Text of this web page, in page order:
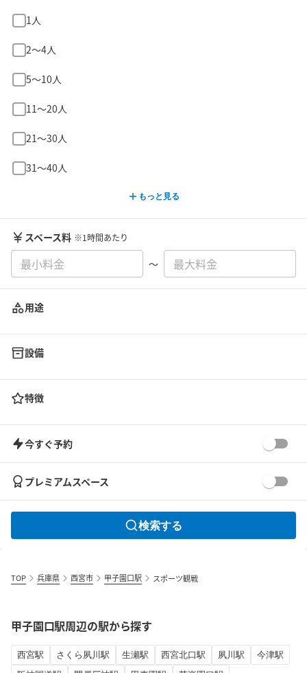
1人
2〜4人
5〜10人
11〜20人
21〜30人
31〜40人
もっと見る
スペース料 ※1時間あたり
〜
用途
設備
特徴
今すぐ予約
プレミアムスペース
検索する
TOP 兵庫県 西宮市 甲子園口駅 スポーツ観戦
甲子園口駅周辺の駅から探す
西宮駅 さくら夙川駅 生瀬駅 西宮北口駅 夙川駅
今津駅